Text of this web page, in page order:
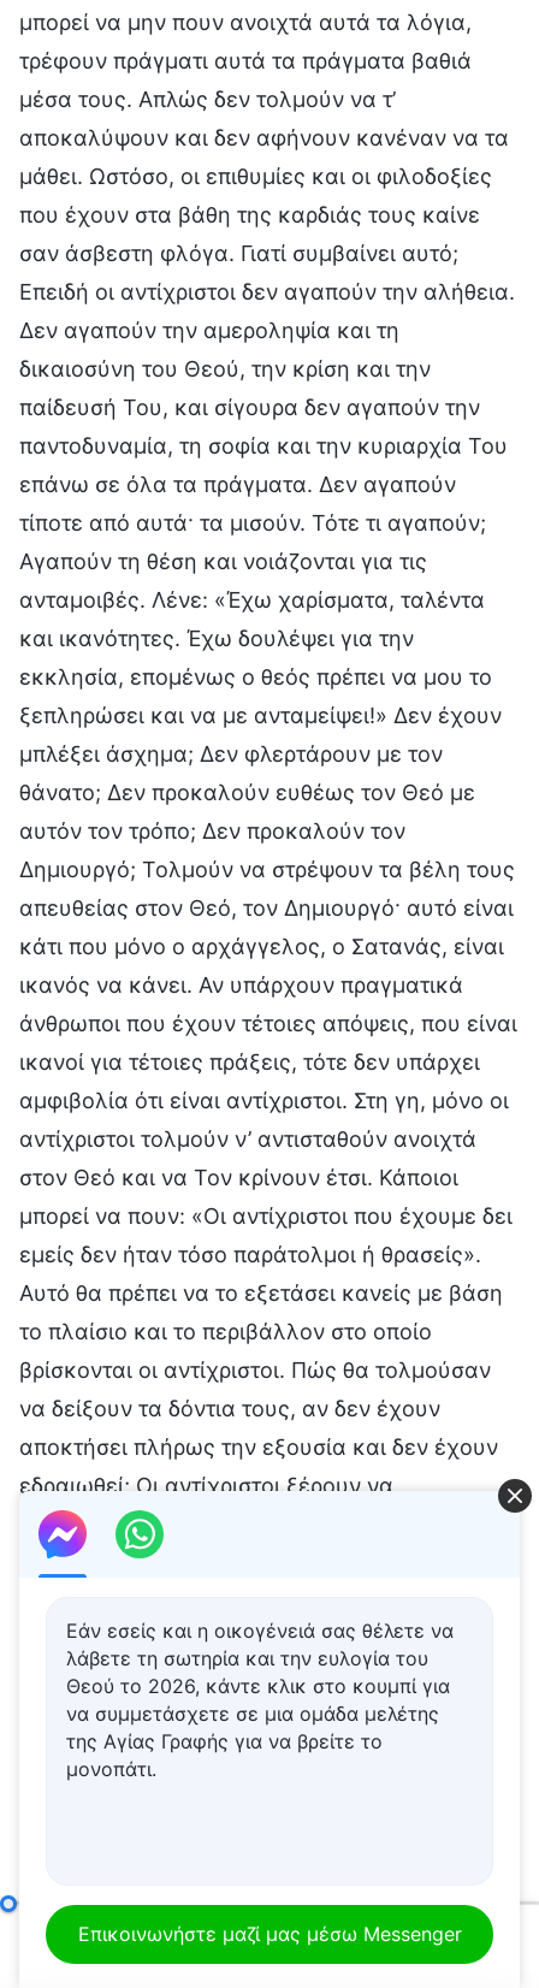
Εάν εσείς και η οικογένειά σας θέλετε να
λάβετε τη σωτηρία και την ευλογία του
Θεού το 2026, κάντε κλικ στο κουμπί για
να συμμετάσχετε σε μια ομάδα μελέτης
της Αγίας Γραφής για να βρείτε το
μονοπάτι.
Επικοινωνήστε μαζί μας μέσω Messenger